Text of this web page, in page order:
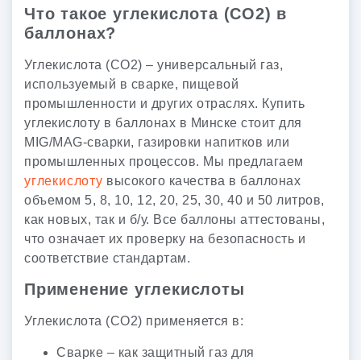
Что такое углекислота (CO2) в
баллонах?
Углекислота (CO2) – универсальный газ,
используемый в сварке, пищевой
промышленности и других отраслях. Купить
углекислоту в баллонах в Минске стоит для
MIG/MAG-сварки, газировки напитков или
промышленных процессов. Мы предлагаем
углекислоту высокого качества в баллонах
объемом 5, 8, 10, 12, 20, 25, 30, 40 и 50 литров,
как новых, так и б/у. Все баллоны аттестованы,
что означает их проверку на безопасность и
соответствие стандартам.
Применение углекислоты
Углекислота (CO2) применяется в:
Сварке – как защитный газ для